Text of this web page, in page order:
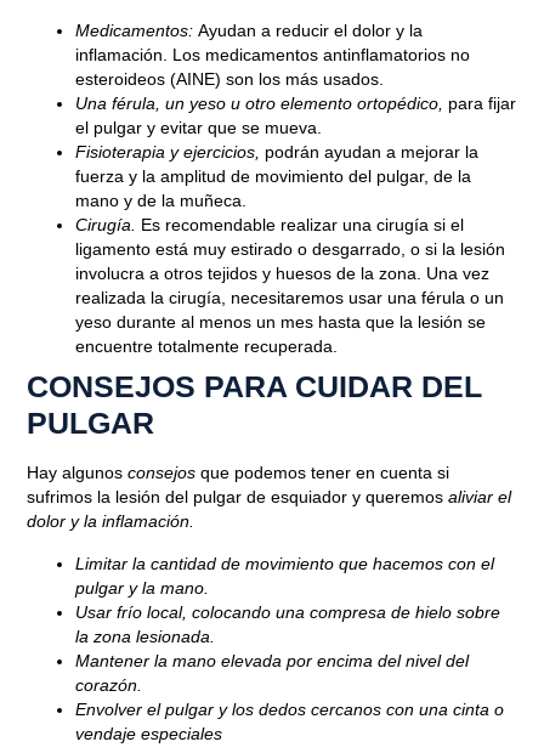
Medicamentos: Ayudan a reducir el dolor y la
inflamación. Los medicamentos antinflamatorios no
esteroideos (AINE) son los más usados.
Una férula, un yeso u otro elemento ortopédico, para fijar
el pulgar y evitar que se mueva.
Fisioterapia y ejercicios, podrán ayudan a mejorar la
fuerza y la amplitud de movimiento del pulgar, de la
mano y de la muñeca.
Cirugía.
Es recomendable realizar una cirugía si el
ligamento está muy estirado o desgarrado, o si la lesión
involucra a otros tejidos y huesos de la zona. Una vez
realizada la cirugía, necesitaremos usar una férula o un
yeso durante al menos un mes hasta que la lesión se
encuentre totalmente recuperada.
CONSEJOS PARA CUIDAR DEL
PULGAR
Hay algunosconsejos que podemos tener en cuenta si
sufrimos la lesión del pulgar de esquiador y queremosaliviar el
dolor y la inflamación.
Limitar la cantidad de movimiento que hacemos con el
pulgar y la mano.
Usar frío local, colocando una compresa de hielo sobre
la zona lesionada.
Mantener la mano elevada por encima del nivel del
corazón.
Envolver el pulgar y los dedos cercanos con una cinta o
vendaje especiales